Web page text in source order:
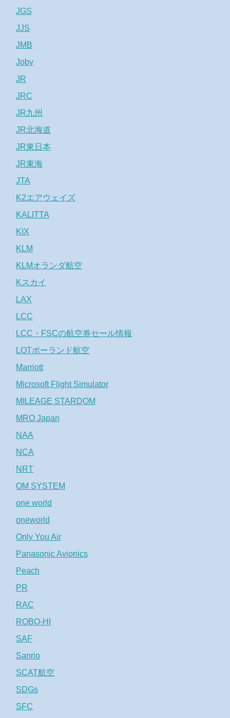
JGS
JJS
JMB
Joby
JR
JRC
JR九州
JR北海道
JR東日本
JR東海
JTA
K2エアウェイズ
KALITTA
KIX
KLM
KLMオランダ航空
Kスカイ
LAX
LCC
LCC・FSCの航空券セール情報
LOTポーランド航空
Marriott
Microsoft Flight Simulator
MILEAGE STARDOM
MRO Japan
NAA
NCA
NRT
OM SYSTEM
one world
oneworld
Only You Air
Panasonic Avionics
Peach
PR
RAC
ROBO-HI
SAF
Sanrio
SCAT航空
SDGs
SFC